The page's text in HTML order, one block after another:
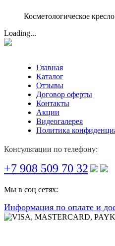
Косметологическое
Loading...
Главная
Каталог
Отзывы
Договор оферты
Контакты
Акции
Видеогалерея
Политика
Консультации по телефону:
+7 908 509 70 32
Мы в соц сетях:
Информация по оплате и